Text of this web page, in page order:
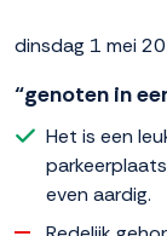
dinsdag 1 mei
“genoten in
Het is een
even aardig.